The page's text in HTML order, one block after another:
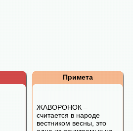
Примета
ЖАВОРОНОК –
считается в народе
вестником весны, это